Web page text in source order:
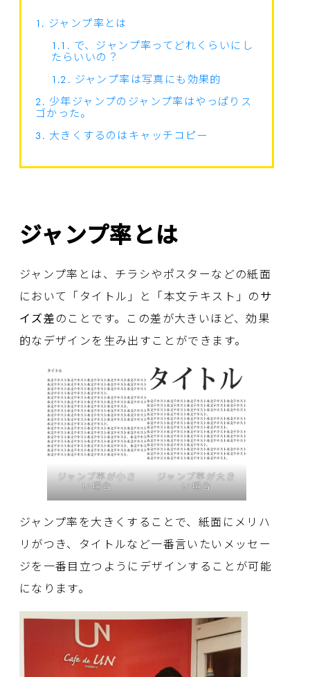
1. ジャンプ率とは
1.1. で、ジャンプ率ってどれくらいにし
たらいいの？
1.2. ジャンプ率は写真にも効果的
2. 少年ジャンプのジャンプ率はやっぱりス
ゴかった。
3. 大きくするのはキャッチコピー
ジャンプ率とは
ジャンプ率とは、チラシやポスターなどの紙面
において「タイトル」と「本文テキスト」のサ
イズ差のことです。この差が大きいほど、効果
的なデザインを生み出すことができます。
ジャンプ率が小さ
い場合
ジャンプ率が大き
い場合
ジャンプ率を大きくすることで、紙面にメリハ
リがつき、タイトルなど一番言いたいメッセー
ジを一番目立つようにデザインすることが可能
になります。